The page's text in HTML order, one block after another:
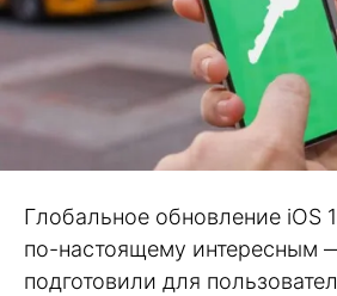
Глобальное обновление iOS
по-настоящему интересным
подготовили для